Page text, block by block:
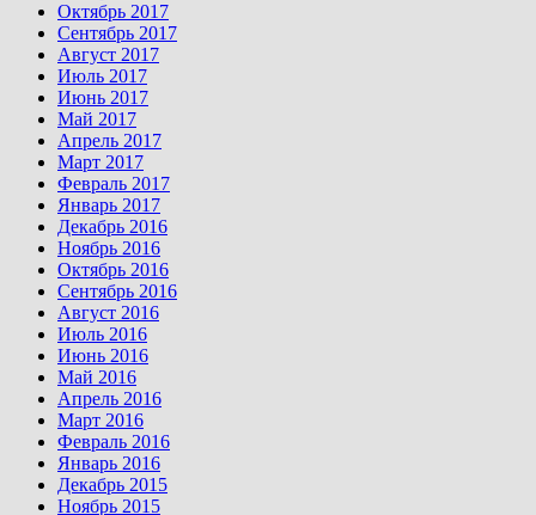
Октябрь 2017
Сентябрь 2017
Август 2017
Июль 2017
Июнь 2017
Май 2017
Апрель 2017
Март 2017
Февраль 2017
Январь 2017
Декабрь 2016
Ноябрь 2016
Октябрь 2016
Сентябрь 2016
Август 2016
Июль 2016
Июнь 2016
Май 2016
Апрель 2016
Март 2016
Февраль 2016
Январь 2016
Декабрь 2015
Ноябрь 2015